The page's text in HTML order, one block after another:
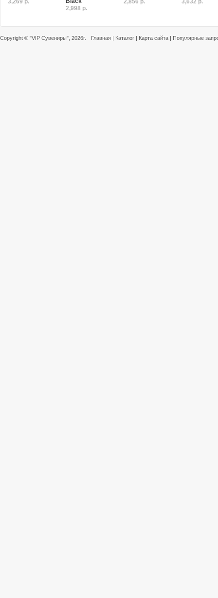
3,269 р.
2,998 р.
2,856 р.
3,632 р.
Copyright © "VIP Сувениры" , 2026г. Главная | Каталог | Карта сайта | Популярные